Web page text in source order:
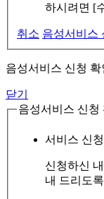
하시려면 [
취소 음성서비스
음성서비스 신청 확
닫기
음성서비스 신청
서비스 신
신청하신
내 드리도